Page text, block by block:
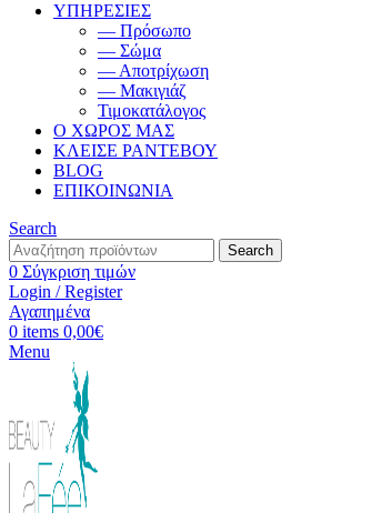
ΥΠΗΡΕΣΙΕΣ
— Πρόσωπο
— Σώμα
— Αποτρίχωση
— Μακιγιάζ
Τιμοκατάλογος
Ο ΧΩΡΟΣ ΜΑΣ
ΚΛΕΙΣΕ ΡΑΝΤΕΒΟΥ
BLOG
ΕΠΙΚΟΙΝΩΝΙΑ
Search
Search
0 Σύγκριση τιμών
Login / Register
Αγαπημένα
0 items 0,00€
Menu